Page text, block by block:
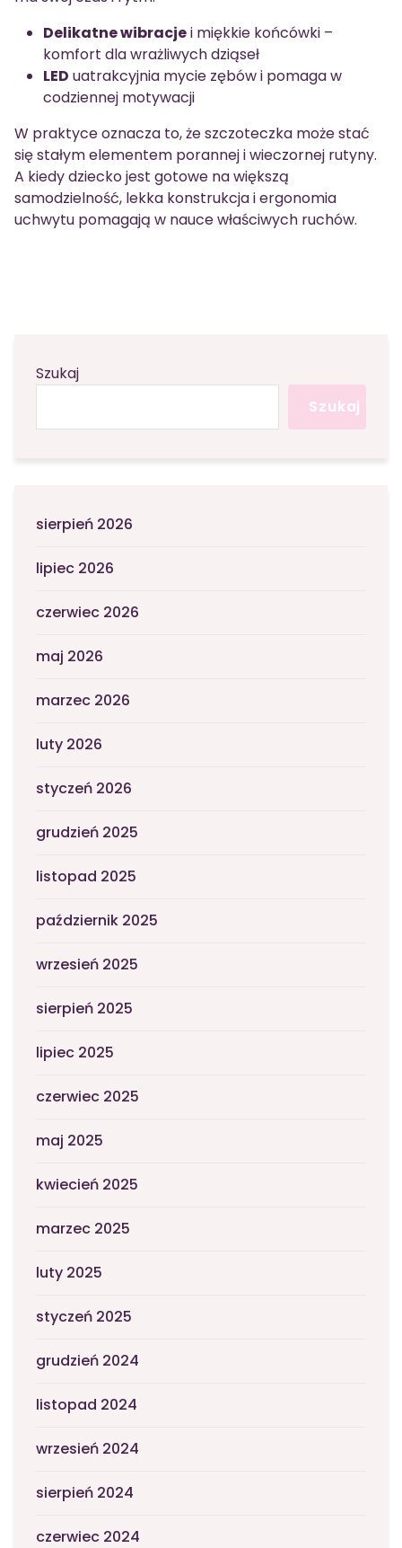
Delikatne wibracjei miękkie końcówki –
komfort dla wrażliwych dziąseł
LED uatrakcyjnia mycie zębów i pomaga w
codziennej motywacji
W praktyce oznacza to, że szczoteczka może stać
się stałym elementem porannej i wieczornej rutyny.
A kiedy dziecko jest gotowe na większą
samodzielność, lekka konstrukcja i ergonomia
uchwytu pomagają w nauce właściwych ruchów.
Szukaj
Szukaj
sierpień 2026
lipiec 2026
czerwiec 2026
maj 2026
marzec 2026
luty 2026
styczeń 2026
grudzień 2025
listopad 2025
październik 2025
wrzesień 2025
sierpień 2025
lipiec 2025
czerwiec 2025
maj 2025
kwiecień 2025
marzec 2025
luty 2025
styczeń 2025
grudzień 2024
listopad 2024
wrzesień 2024
sierpień 2024
czerwiec 2024